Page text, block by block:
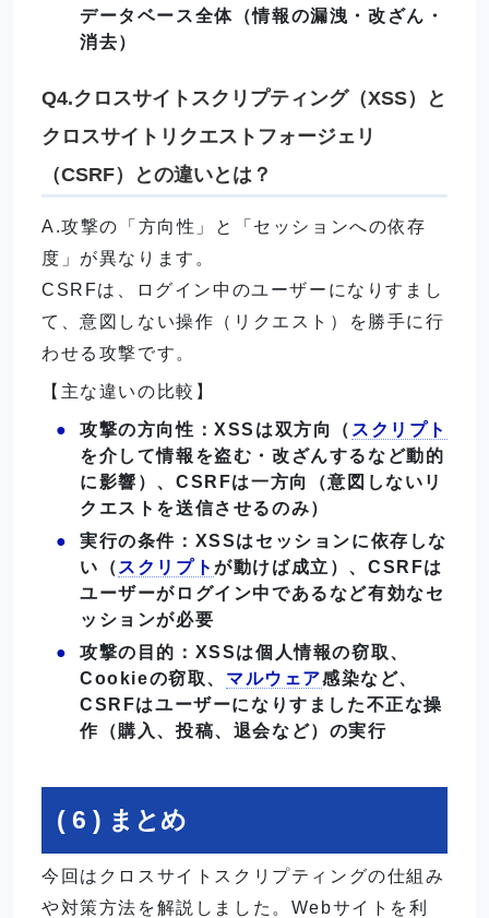
データベース全体（情報の漏洩・改ざん・
消去）
Q4.クロスサイトスクリプティング（XSS）と
クロスサイトリクエストフォージェリ
（CSRF）との違いとは？
A.攻撃の「方向性」と「セッションへの依存
度」が異なります。
CSRFは、ログイン中のユーザーになりすまし
て、意図しない操作（リクエスト）を勝手に行
わせる攻撃です。
【主な違いの比較】
攻撃の方向性：XSSは双方向（ スクリプト
を介して情報を盗む・改ざんするなど動的
に影響）、CSRFは一方向（意図しないリ
クエストを送信させるのみ）
実行の条件：XSSはセッションに依存しな
い（ スクリプトが動けば成立）、CSRFは
ユーザーがログイン中であるなど有効なセ
ッションが必要
攻撃の目的：XSSは個人情報の窃取、
Cookieの窃取、 マルウェア感染など、
CSRFはユーザーになりすました不正な操
作（購入、投稿、退会など）の実行
( 6 ) まとめ
今回はクロスサイトスクリプティングの仕組み
や対策方法を解説しました。Webサイトを利